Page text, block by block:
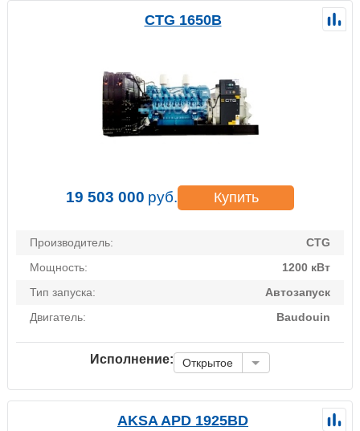
CTG 1650B
19 503 000 руб. Купить
Производитель:
CTG
Мощность:
1200 кВт
Тип запуска:
Автозапуск
Двигатель:
Baudouin
Исполнение: Открытое
AKSA APD 1925BD